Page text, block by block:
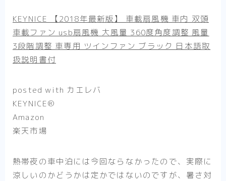
KEYNICE 【2018年最新版】 車載扇風機 車内 双頭
車載ファン usb扇風機 大風量 360度角度調整 風量
3段階調整 車専用 ツインファン ブラック 日本語取
扱説明書付
posted with カエレバ
KEYNICE®
Amazon
楽天市場
熱帯夜の車中泊には今回ならなかったので、実際に
涼しいのかどうかは定かではないのですが、暑さ対